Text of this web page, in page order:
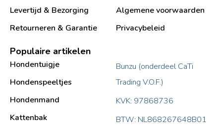
Levertijd & Bezorging
Retourneren & Garantie
Algemene voorwaarden
Privacybeleid
Populaire artikelen
Hondentuigje
Hondenspeeltjes
Hondenmand
Kattenbak
Bunzu (onderdeel CaTi
Trading V.O.F.)
KVK: 97868736
BTW: NL868267648B01